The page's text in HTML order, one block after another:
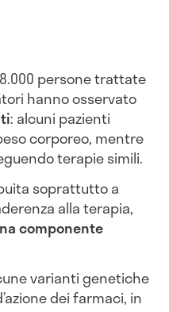
persone trattate
hanno osservato
: alcuni pazienti
corporeo, mentre
terapie simili.
soprattutto a
alla terapia,
componente
varianti genetiche
dei farmaci, in